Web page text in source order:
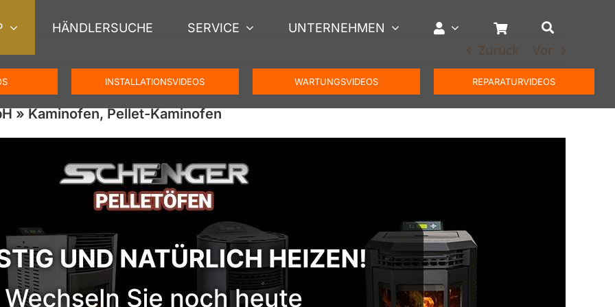
HÄNDLERSUCHE SERVICE UNTERNEHMEN
INSTALLATIONSVIDEOS WARTUNGSVIDEOS REPARATURVIDEOS
Zurück Vor
» Kaminofen, Pellet-Kaminofen